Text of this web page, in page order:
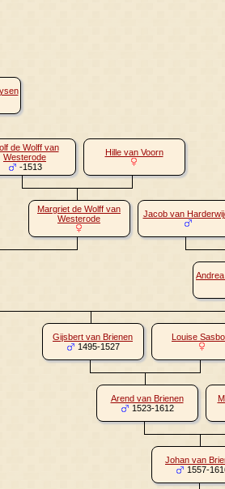
de Wolff van
Westerode
-1513
Hille van Voorn
Margriet de Wolff van
Westerode
Jacob van
Gijsbert van Brienen
1495-1527
Louise
Arend van Brienen
1523-1612
Johan van
1557-